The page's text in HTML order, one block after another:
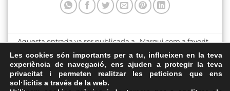
Aquesta entrada va ser publicada a . Marqui com a favorit
Enllaç permanent
Pl. Penedès
Sala d’actes de
l’Escorxador
Les cookies són importants per a tu, influeixen en la teva
experiència de navegació, ens ajuden a protegir la teva
privacitat i permeten realitzar les peticions que ens
sol·licitis a través de la web.